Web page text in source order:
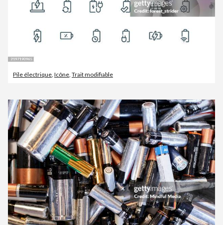
Pile électrique, Icône, Trait modifiable